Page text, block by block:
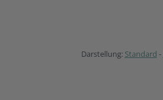
Darstellung: Standard -